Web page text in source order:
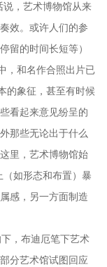
说，艺术博物馆从来
效。或许人们的参
留的时间长短等）
，和名作合照出片已
的象征，甚至有时候
看起来意见纷呈的
那些无论出于什么
里，艺术博物馆始
如形态和布置）暴
感，另一方面制造
，布迪厄笔下艺术
分艺术馆试图回应